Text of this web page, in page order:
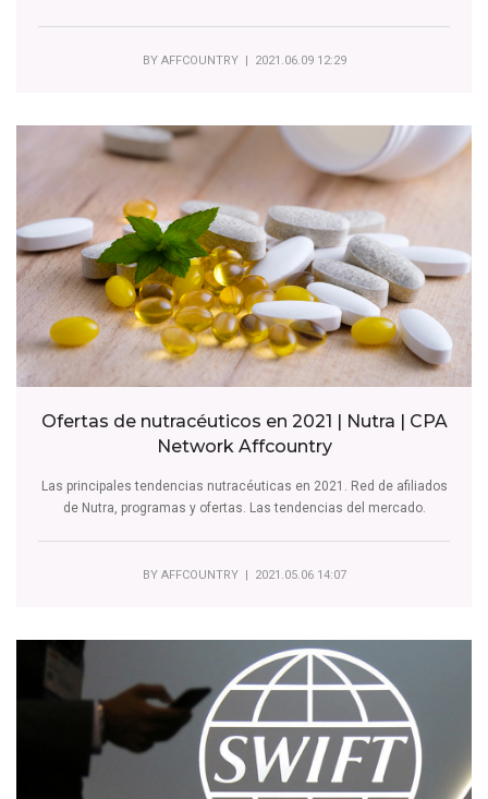
BY AFFCOUNTRY| 2021.06.09 12:29
Ofertas de nutracéuticos en 2021 | Nutra | CPA
Network Affcountry
Las principales tendencias nutracéuticas en 2021. Red de afiliados
de Nutra, programas y ofertas. Las tendencias del mercado.
BY AFFCOUNTRY| 2021.05.06 14:07